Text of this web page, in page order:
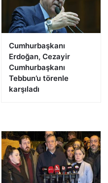
Cumhurbaşkanı
Erdoğan, Cezayir
Cumhurbaşkanı
Tebbun’u törenle
karşıladı